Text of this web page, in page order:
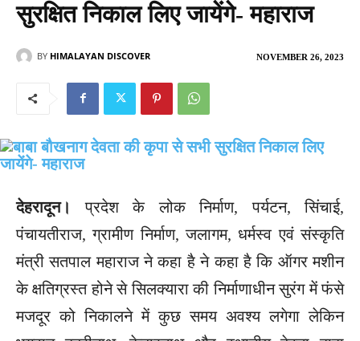
सुरक्षित निकाल लिए जायेंगे- महाराज
NOVEMBER 26, 2023
BY HIMALAYAN DISCOVER
देहरादून।
प्रदेश के लोक निर्माण, पर्यटन, सिंचाई,
पंचायतीराज, ग्रामीण निर्माण, जलागम, धर्मस्व एवं संस्कृति
मंत्री सतपाल महाराज ने कहा है ने कहा है कि ऑगर मशीन
के क्षतिग्रस्त होने से सिलक्यारा की निर्माणाधीन सुरंग में फंसे
मजदूर को निकालने में कुछ समय अवश्य लगेगा लेकिन